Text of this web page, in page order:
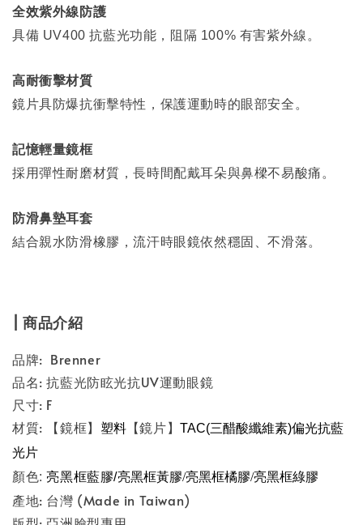
全效紫外線防護
具備 UV400 抗藍光功能，阻隔 100% 有害紫外線。
高耐衝擊材質
鏡片具防爆抗衝擊特性，保護運動時的眼部安全。
記憶輕量鏡框
採用彈性耐磨材質，長時間配戴耳朵與鼻樑不易酸痛。
防滑鼻墊耳套
結合親水防滑橡膠，流汗時眼鏡依然穩固、不滑落。
| 商品介紹
品牌: Brenner
品名: 抗藍光防眩光抗UV運動眼鏡
尺寸: F
材質: 【鏡框】
塑料【鏡片】TAC(三醋酸纖維素)偏光抗藍
光片
顏色:亮黑框藍膠/亮黑框黃膠/亮黑框橘膠/亮黑框綠膠
產地: 台灣 (Made in Taiwan)